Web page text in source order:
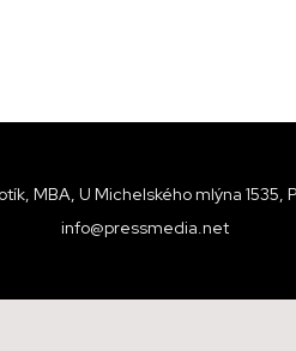
MBA, U Michelského mlýna 1535,
info@pressmedia.net